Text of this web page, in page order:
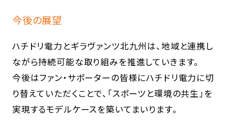
今後の展望
ハチドリ電力とギラヴァンツ北九州は、地域と連携し
ながら持続可能な取り組みを推進していきます。
今後はファン・サポーターの皆様にハチドリ電力に切
り替えていただくことで、「スポーツと環境の共生」を
実現するモデルケースを築いてまいります。